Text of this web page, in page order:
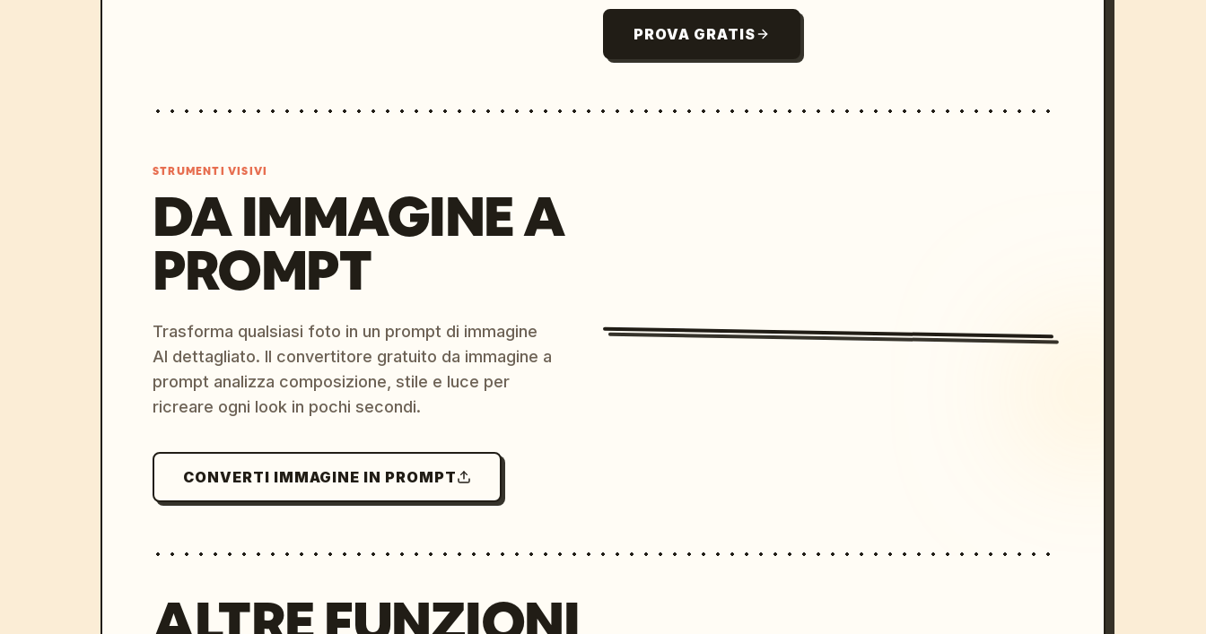
PROVA GRATIS
STRUMENTI VISIVI
DA IMMAGINE A
PROMPT
Trasforma qualsiasi foto in un prompt di immagine
AI dettagliato. Il convertitore gratuito da immagine a
prompt analizza composizione, stile e luce per
ricreare ogni look in pochi secondi.
CONVERTI IMMAGINE IN PROMPT